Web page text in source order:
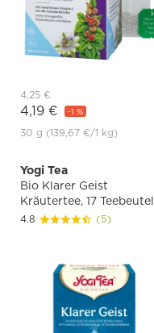
4,25 €
4,19 € -1 %
30 g (139,67 €/1 kg)
Yogi Tea
Bio Klarer Geist
Kräutertee, 17 Teebeutel
4.8 (5)